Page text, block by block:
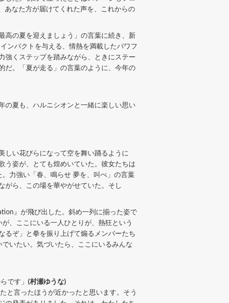
あなた方が届けてくれた声を、これからの
高の夏を迎えましょう」の言葉に続き、新
ンパクトを与える、情熱を満載したパワフ
強くステップを踏みながら、ときにステー
だ。「夏が走る」の言葉のように、今年の
の夏も、ハルニシオンと一緒に楽しい思い
い花びらになって空を舞い踊るように
う姿が、とても煌めいていた。彼女たちは
力強い「春、鳴らせ 夢を、叫べ」の言葉
がら、この場を華やがせていた。そし
』が飛び出した。斜め一列に揃った姿で
、ここにいる一人ひとりが、熱狂という
るぞ」と拳を振り上げて煽るメンバーたち
いたい。気づいたら、ここにいるみんな
です」 (村瀬ゆうな)
と言ったほうが近かったと思います。そう